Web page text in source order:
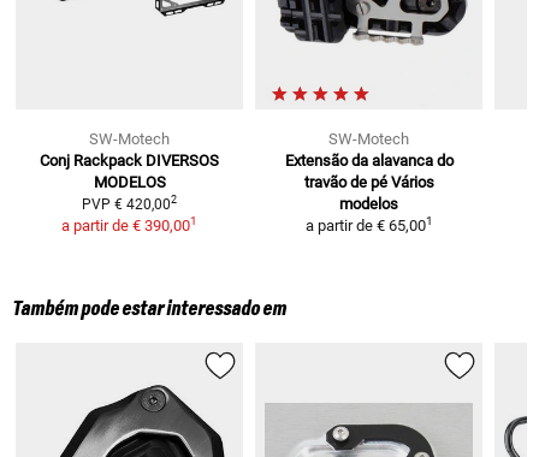
SW-Motech
Conj Rackpack DIVERSOS
MODELOS
PVP € 420,002
a partir de € 390,001
SW-Motech
Extensão da alavanca do
travão de pé Vários
modelos
a partir de € 65,001
Também pode estar interessado em